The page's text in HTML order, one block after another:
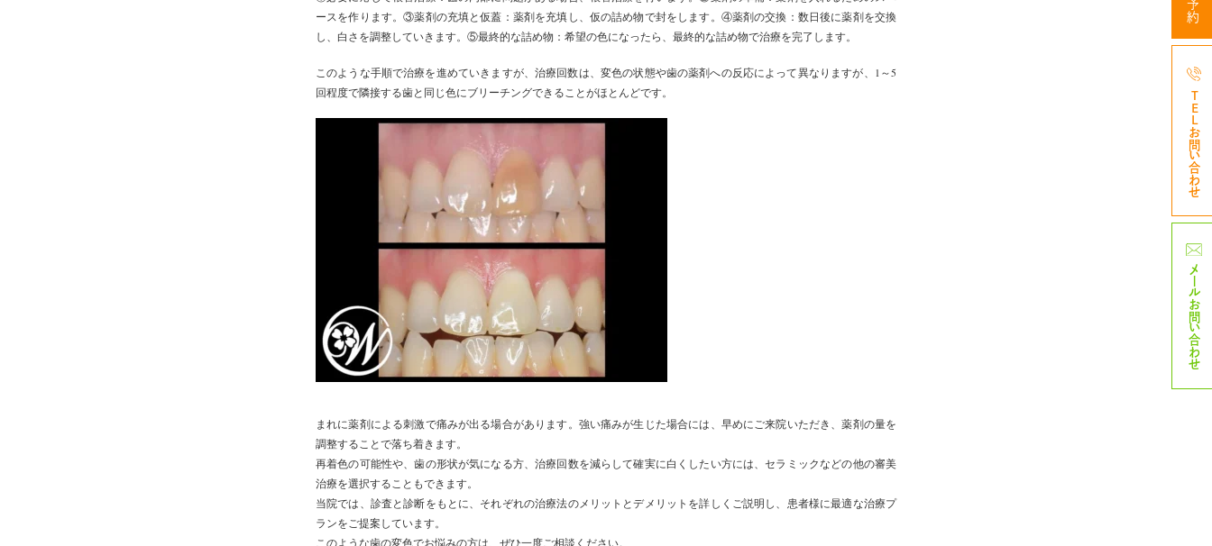
ースを作ります。③薬剤の充填と仮蓋：薬剤を充填し、仮の詰め物で封をします。④薬剤の交換：数日後に薬剤を交換
し、白さを調整していきます。⑤最終的な詰め物：希望の色になったら、最終的な詰め物で治療を完了します。
このような手順で治療を進めていきますが、治療回数は、変色の状態や歯の薬剤への反応によって異なりますが、1～5
回程度で隣接する歯と同じ色にブリーチングできることがほとんどです。
まれに薬剤による刺激で痛みが出る場合があります。強い痛みが生じた場合には、早めにご来院いただき、薬剤の量を
調整することで落ち着きます。
再着色の可能性や、歯の形状が気になる方、治療回数を減らして確実に白くしたい方には、セラミックなどの他の審美
治療を選択することもできます。
当院では、診査と診断をもとに、それぞれの治療法のメリットとデメリットを詳しくご説明し、患者様に最適な治療プ
ランをご提案しています。
このような歯の変色でお悩みの方は、ぜひ一度ご相談ください。
047-
TELお問い合わせ
メール
お問い合わせ